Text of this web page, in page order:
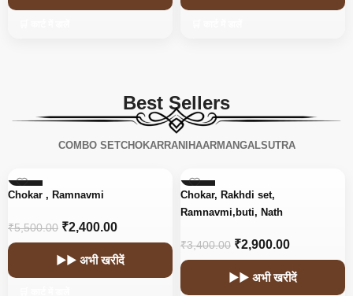
Best Sellers
COMBO SETCHOKARRANIHAARMANGALSUTRA
-56%
Chokar , Ramnavmi
₹5,500.00 ₹2,400.00
▶▶ अभी खरीदें
-15%
Chokar, Rakhdi set,
Ramnavmi,buti, Nath
₹3,400.00 ₹2,900.00
▶▶ अभी खरीदें